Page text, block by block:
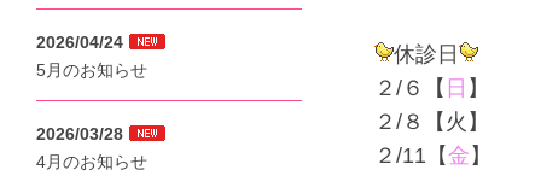
休診日
２/６【 日 】
２/８【火】
２/11【金 】
2026/04/24
5月のお知らせ
2026/03/28
4月のお知らせ